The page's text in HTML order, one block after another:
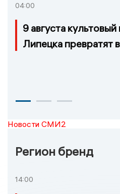
04:00
9 августа
Липецка превратят
Новости СМИ2
Регион бренд
14:00